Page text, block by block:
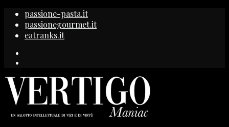
passione-pasta.it
passionegourmet.it
eatranks.it